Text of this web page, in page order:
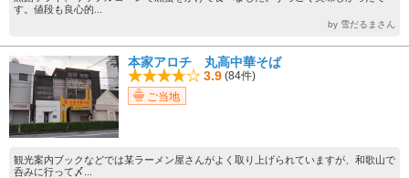
す。値段も良心的...
by 雪だるまさん
本家アロチ 丸高中華そば
3.9 (84件)
ご当地
観光案内ブックなどでは某ラーメン屋さんがよく取り上げられていますが、和歌山で
呑みに行って〆...